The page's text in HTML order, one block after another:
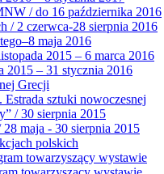
/ do 16 października 2016
/ 2 czerwca-28 sierpnia 2016
maja 2016
2015 – 6 marca 2016
2015 – 31 stycznia 2016
Grecji
sztuki nowoczesnej
/ 30 sierpnia 2015
28 maja - 30 sierpnia 2015
polskich
towarzyszący wystawie